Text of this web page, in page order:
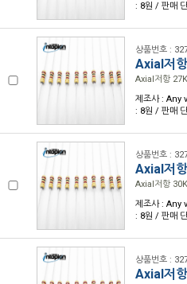
: 8원 / 판매
상품번호 :
Axial저
Axial저항
제조사 : Any
: 8원 / 판매
상품번호 :
Axial저
Axial저항
제조사 : Any
: 8원 / 판매
상품번호 :
Axial저